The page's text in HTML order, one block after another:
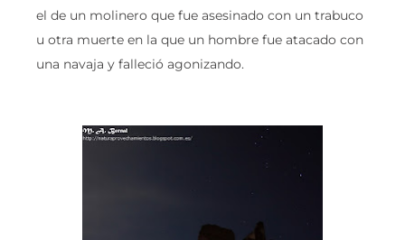
el de un molinero que fue asesinado con un trabuco
u otra muerte en la que un hombre fue atacado con
una navaja y falleció agonizando.